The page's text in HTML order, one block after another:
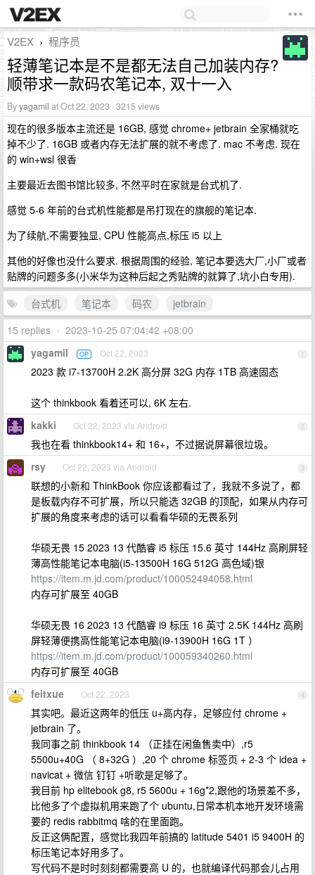
V2EX › 程序员
轻薄笔记本是不是都无法自己加装内存?
顺带求一款码农笔记本, 双十一入
Byyagamil at Oct 22, 2023 · 3215 views
现在的很多版本主流还是 16GB, 感觉 chrome+ jetbrain 全家桶就吃
掉不少了. 16GB 或者内存无法扩展的就不考虑了. mac 不考虑. 现在
的 win+wsl 很香
主要最近去图书馆比较多, 不然平时在家就是台式机了.
感觉 5-6 年前的台式机性能都是吊打现在的旗舰的笔记本.
为了续航,不需要独显, CPU 性能高点,标压 i5 以上
其他的好像也没什么要求. 根据周围的经验, 笔记本要选大厂,小厂或者
贴牌的问题多多(小米华为这种后起之秀贴牌的就算了,坑小白专用).
台式机
笔记本 码农
jetbrain
15 replies • 2023-10-25 07:04:42 +08:00
1
yagamil OP Oct 22, 2023
2023 款 i7-13700H 2.2K 高分屏 32G 内存 1TB 高速固态
这个 thinkbook 看着还可以, 6K 左右.
2
kakki Oct 22, 2023 via Android
我也在看 thinkbook14+ 和 16+，不过据说屏幕很垃圾。
3
rsy Oct 22, 2023 via Android
联想的小新和 ThinkBook 你应该都看过了，我就不多说了，都
是板载内存不可扩展，所以只能选 32GB 的顶配，如果从内存可
扩展的角度来考虑的话可以看看华硕的无畏系列
华硕无畏 15 2023 13 代酷睿 i5 标压 15.6 英寸 144Hz 高刷屏轻
薄高性能笔记本电脑(i5-13500H 16G 512G 高色域)银
https://item.m.jd.com/product/100052494058.html
内存可扩展至 40GB
华硕无畏 16 2023 13 代酷睿 i9 标压 16 英寸 2.5K 144Hz 高刷
屏轻薄便携高性能笔记本电脑(i9-13900H 16G 1T ）
https://item.m.jd.com/product/100059340260.html
内存可扩展至 40GB
4
feitxue Oct 22, 2023
其实吧。最近这两年的低压 u+高内存，足够应付 chrome +
jetbrain 了。
我同事之前 thinkbook 14 （正挂在闲鱼售卖中）,r5
5500u+40G （ 8+32G ）,20 个 chrome 标签页 + 2-3 个 idea +
navicat + 微信 钉钉 +听歌是足够了。
我目前 hp elitebook g8, r5 5600u + 16g*2,跟他的场景差不多，
比他多了个虚拟机用来跑了个 ubuntu,日常本机本地开发环境需
要的 redis rabbitmq 啥的在里面跑。
反正这俩配置，感觉比我四年前搞的 latitude 5401 i5 9400H 的
标压笔记本好用多了。
写代码不是时时刻刻都需要高 U 的，也就编译代码那会儿占用